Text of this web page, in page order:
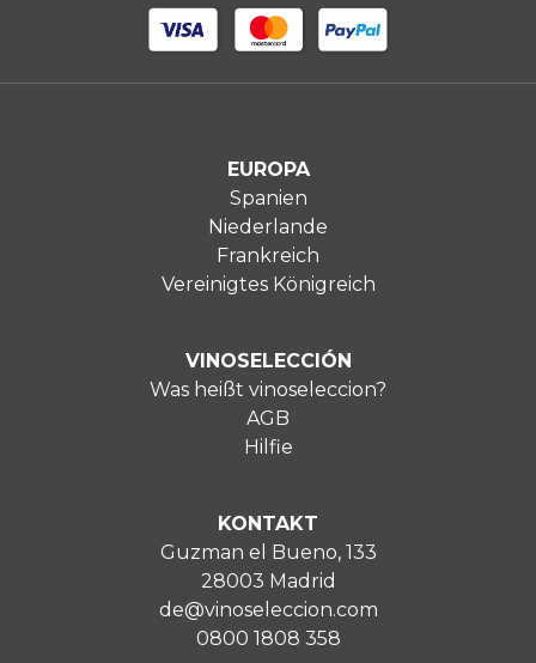
EUROPA
Spanien
Niederlande
Frankreich
Vereinigtes Königreich
VINOSELECCIÓN
Was heißt vinoseleccion?
AGB
Hilfie
KONTAKT
Guzman el Bueno, 133
28003 Madrid
de@vinoseleccion.com
0800 1808 358